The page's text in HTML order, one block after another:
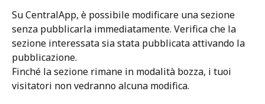
Su CentralApp, è possibile modificare una sezione
senza pubblicarla immediatamente. Verifica che la
sezione interessata sia stata pubblicata attivando la
pubblicazione.
Finché la sezione rimane in modalità bozza, i tuoi
visitatori non vedranno alcuna modifica.